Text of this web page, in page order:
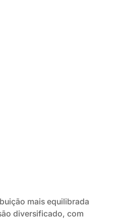
mais equilibrada
diversificado, com